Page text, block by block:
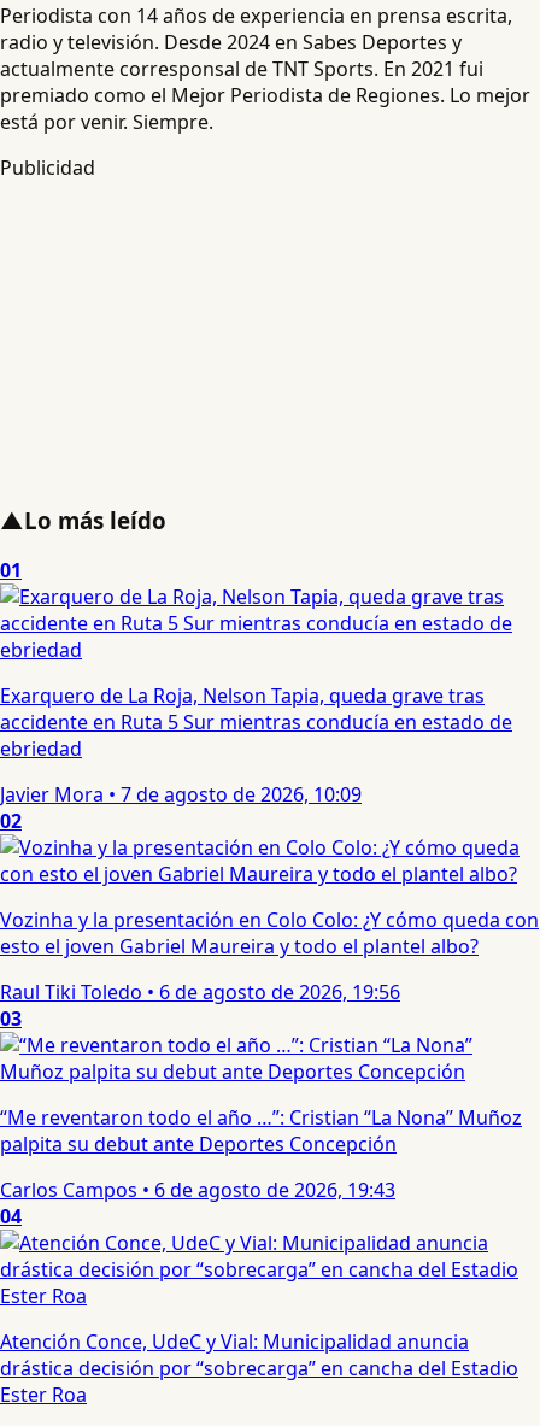
Periodista con 14 años de experiencia en prensa escrita,
radio y televisión. Desde 2024 en Sabes Deportes y
actualmente corresponsal de TNT Sports. En 2021 fui
premiado como el Mejor Periodista de Regiones. Lo mejor
está por venir. Siempre.
Publicidad
▲Lo más leído
01
Exarquero de La Roja, Nelson Tapia, queda grave tras
accidente en Ruta 5 Sur mientras conducía en estado de
ebriedad
Javier Mora • 7 de agosto de 2026, 10:09
02
Vozinha y la presentación en Colo Colo: ¿Y cómo queda con
esto el joven Gabriel Maureira y todo el plantel albo?
Raul Tiki Toledo • 6 de agosto de 2026, 19:56
03
“Me reventaron todo el año …”: Cristian “La Nona” Muñoz
palpita su debut ante Deportes Concepción
Carlos Campos • 6 de agosto de 2026, 19:43
04
Atención Conce, UdeC y Vial: Municipalidad anuncia
drástica decisión por “sobrecarga” en cancha del Estadio
Ester Roa